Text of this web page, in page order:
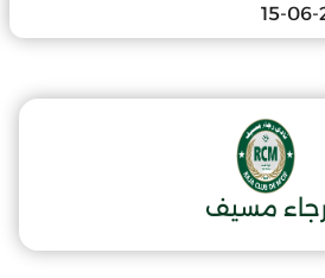
رجاء مسيف